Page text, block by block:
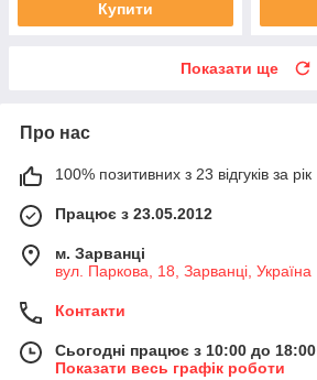
Купити
Показати ще
Про нас
100% позитивних з 23 відгуків за рік
Працює з 23.05.2012
м. Зарванці
вул. Паркова, 18, Зарванці, Україна
Контакти
Сьогодні працює з 10:00 до 18:00
Показати весь графік роботи